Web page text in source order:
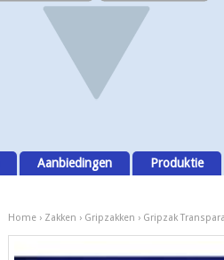
Aanbiedingen Produktie
Home› Zakken › Gripzakken › Gripzak